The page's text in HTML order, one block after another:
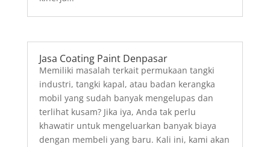
biaya dengan membeli yang baru. Kali ini,
kami akan membahas tentang apa itu coating
paint dan...
Jasa Pengolahan Limbah B3
Semakin banyaknya industri berdiri pada